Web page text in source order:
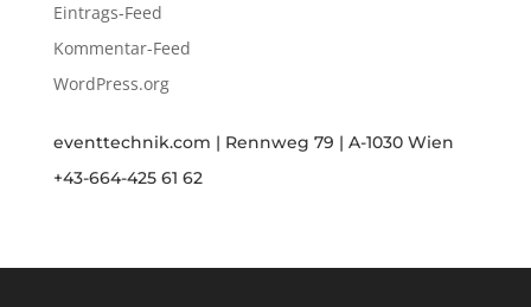
Eintrags-Feed
Kommentar-Feed
WordPress.org
eventtechnik.com | Rennweg 79 | A-1030 Wien
+43-664-425 61 62